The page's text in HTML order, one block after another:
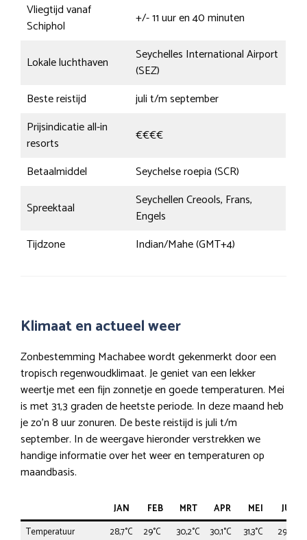
Vliegtijd vanaf
Schiphol
+/- 11 uur en 40 minuten
Lokale luchthaven
Seychelles International Airport
(SEZ)
Beste reistijd
juli t/m september
Prijsindicatie all-in
resorts
€€€€
Betaalmiddel
Seychelse roepia (SCR)
Spreektaal
Seychellen Creools, Frans,
Engels
Tijdzone
Indian/Mahe (GMT+4)
Klimaat en actueel weer
Zonbestemming Machabee wordt gekenmerkt door een
tropisch regenwoudklimaat. Je geniet van een lekker
weertje met een fijn zonnetje en goede temperaturen. Mei
is met 31,3 graden de heetste periode. In deze maand heb
je zo’n 8 uur zonuren. De beste reistijd is juli t/m
september. In de weergave hieronder verstrekken we
handige informatie over het weer en temperaturen op
maandbasis.
JAN FEB MRT APR MEI
JUN
Temperatuur
28,7°C 29°C 30,2°C 30,1°C 31,3°C 29,9°C